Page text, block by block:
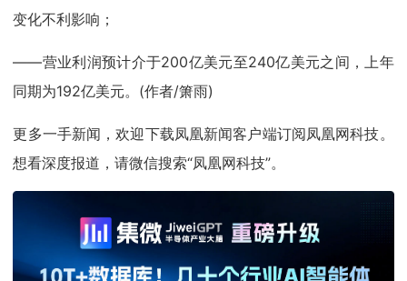
变化不利影响；
——营业利润预计介于200亿美元至240亿美元之间，上年
同期为192亿美元。(作者/箫雨)
更多一手新闻，欢迎下载凤凰新闻客户端订阅凤凰网科技。
想看深度报道，请微信搜索“凤凰网科技”。